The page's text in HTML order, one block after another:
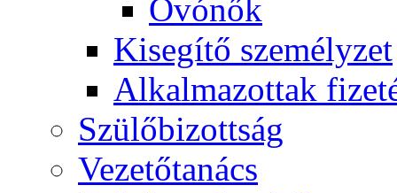
Óvónők
Kisegítő személyzet
Alkalmazottak
Szülőbizottság
Vezetőtanács